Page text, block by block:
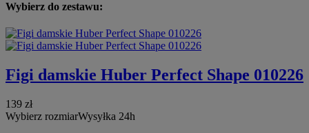
Wybierz do zestawu:
Figi damskie Huber Perfect Shape 010226
139 zł
Wybierz rozmiarWysyłka 24h